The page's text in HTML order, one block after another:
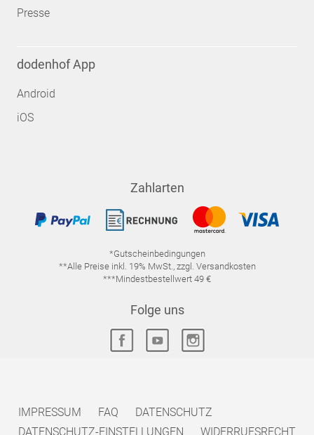
Presse
dodenhof App
Android
iOS
Zahlarten
*Gutscheinbedingungen
**Alle Preise inkl. 19% MwSt., zzgl. Versandkosten
***Mindestbestellwert 49 €
Folge uns
IMPRESSUM FAQ
DATENSCHUTZ
DATENSCHUTZ-EINSTELLUNGEN
WIDERRUFSRECHT